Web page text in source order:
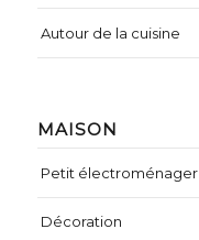
MAISON
Petit électroménager
Décoration
Autour de la cuisine